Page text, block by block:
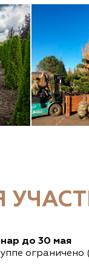
до 30 мая
ограничено